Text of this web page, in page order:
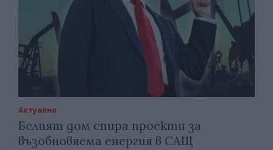
Актуално
Белият дом спира проекти за
възобновяема енергия в САЩ